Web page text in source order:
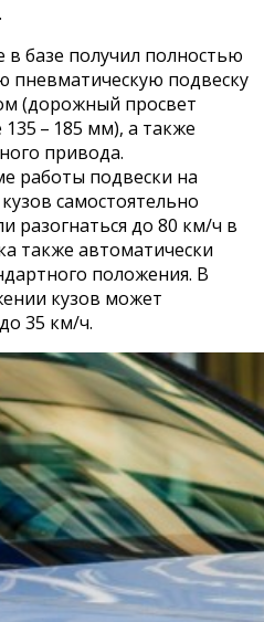
базе получил полностью
пневматическую подвеску
(дорожный просвет
– 185 мм), а также
привода.
работы подвески на
самостоятельно
разогнаться до 80 км/ч в
также автоматически
положения. В
кузов может
35 км/ч.